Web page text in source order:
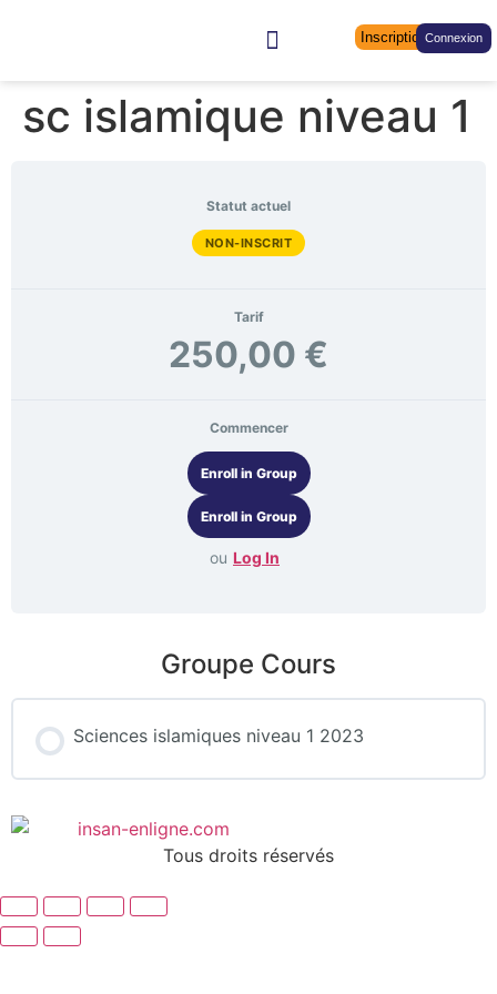
InscriptionConnexion
sc islamique niveau 1
Statut actuel
NON-INSCRIT
Tarif
250,00 €
Commencer
ou Log In
Groupe Cours
Sciences islamiques niveau 1 2023
COURS PROGRESSION
0% COMPLÉTÉ 0/0 Steps
Tous droits réservés